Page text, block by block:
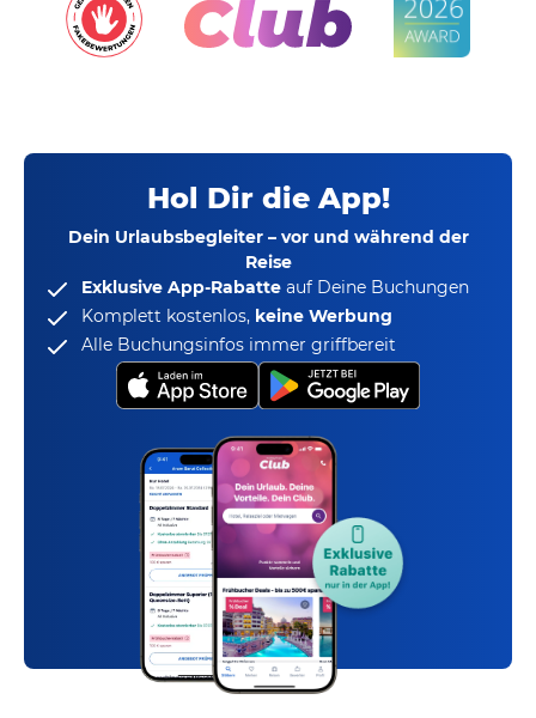
Hol Dir die App!
Dein Urlaubsbegleiter – vor und während der
Reise
Exklusive App-Rabatte auf Deine Buchungen
Komplett kostenlos, keine Werbung
Alle Buchungsinfos immer griffbereit